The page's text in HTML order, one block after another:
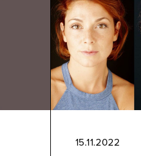
15.11.2022